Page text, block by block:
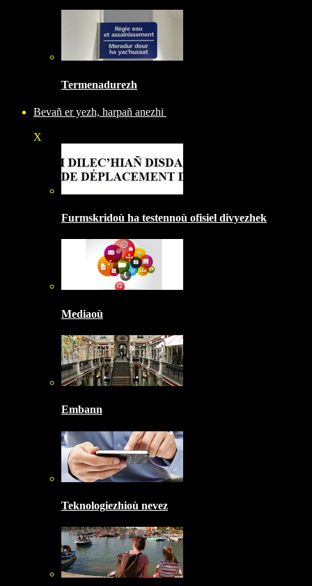
Termenadurezh
Bevañ er yezh, harpañ anezhi
X
Furmskridoù ha testennoù ofisiel divyezhek
Mediaoù
Embann
Teknologiezhioù nevez